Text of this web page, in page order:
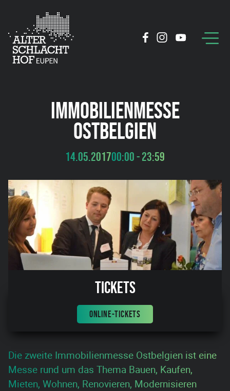
IMMOBILIENMESSE
OSTBELGIEN
14.05.201700:00 - 23:59
Tickets
ONLINE-TICKETS
Die zweite Immobilienmesse Ostbelgien ist eine
Messe rund um das Thema Bauen, Kaufen,
Mieten, Wohnen, Renovieren, Modernisieren